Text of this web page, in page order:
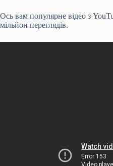
Ось вам популярне відео з
мільйон переглядів.